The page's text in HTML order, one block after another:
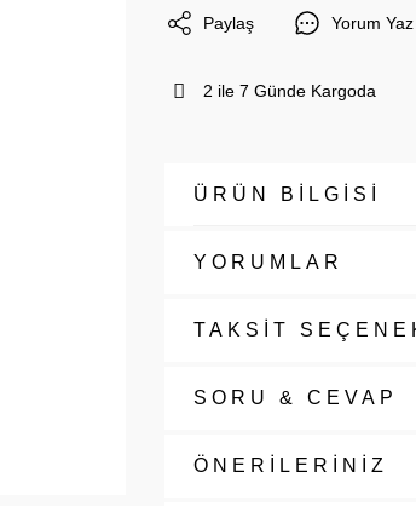
Paylaş Yorum Yaz
2 ile 7 Günde Kargoda
ÜRÜN BİLGİSİ
YORUMLAR
TAKSİT
SORU & CEVAP
ÖNERİLERİNİZ